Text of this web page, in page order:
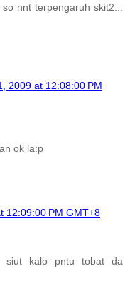
nnt terpengaruh skit2...
2009 at 12:08:00 PM
ok la:p
12:09:00 PM GMT+8
siut kalo pntu tobat da